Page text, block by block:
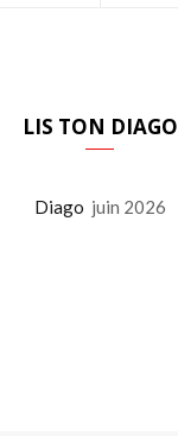
LIS TON DIAGO
Diago juin 2026